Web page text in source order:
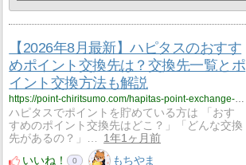
【2026年8月最新】ハピタスのおすす
めポイント交換先は？交換先一覧とポ
イント交換方法も解説
ハピタスでポイントを貯めている方は 「おす
すめのポイント交換先はどこ？」「どんな交換
先があるの？」…
1年1ヶ月前
いいね！
0 もちやま